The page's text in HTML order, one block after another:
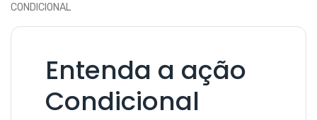
CONDICIONAL
Entenda a ação
Condicional